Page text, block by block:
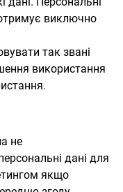
отримує виключно
так звані
використання
не
дані для
якщо